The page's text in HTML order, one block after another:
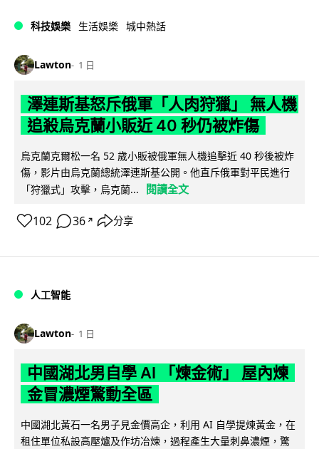
科技娛樂 生活娛樂 城中熱話
Lawton 1 日
澤連斯基怒斥俄軍「人肉狩獵」 無人機
追殺烏克蘭小販近 40 秒仍被炸傷
烏克蘭克爾松一名 52 歲小販被俄軍無人機追擊近 40 秒後被炸
傷，影片由烏克蘭總統澤連斯基公開。他直斥俄軍對平民進行
「狩獵式」攻擊，烏克蘭...
閱讀全文
102 36 ↗ 分享
人工智能
Lawton 1 日
中國湖北男自學 AI 「煉金術」 屋內煉
金冒濃煙驚動全區
中國湖北黃石一名男子見金價高企，利用 AI 自學提煉黃金，在
租住單位私設高壓爐及作坊冶煉，過程產生大量刺鼻濃煙，驚